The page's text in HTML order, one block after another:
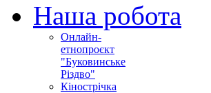
Наша робота
Онлайн-
етнопроєкт
"Буковинське
Різдво"
Кінострічка